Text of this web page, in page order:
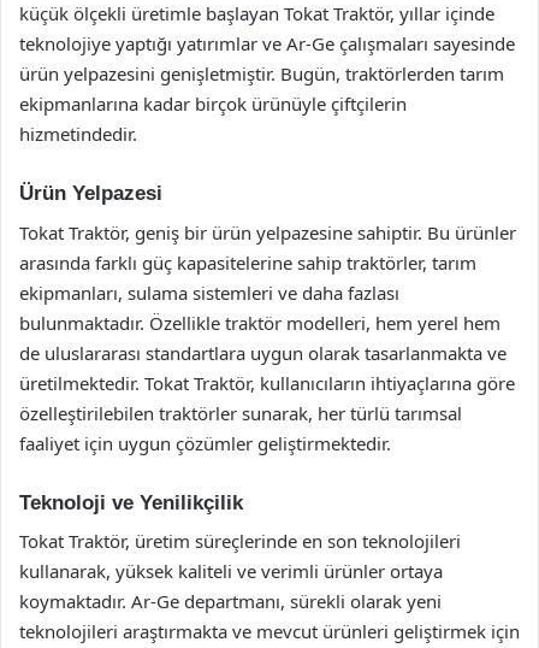
küçük ölçekli üretimle başlayan Tokat Traktör, yıllar içinde
teknolojiye yaptığı yatırımlar ve Ar-Ge çalışmaları sayesinde
ürün yelpazesini genişletmiştir. Bugün, traktörlerden tarım
ekipmanlarına kadar birçok ürünüyle çiftçilerin
hizmetindedir.
Ürün Yelpazesi
Tokat Traktör, geniş bir ürün yelpazesine sahiptir. Bu ürünler
arasında farklı güç kapasitelerine sahip traktörler, tarım
ekipmanları, sulama sistemleri ve daha fazlası
bulunmaktadır. Özellikle traktör modelleri, hem yerel hem
de uluslararası standartlara uygun olarak tasarlanmakta ve
üretilmektedir. Tokat Traktör, kullanıcıların ihtiyaçlarına göre
özelleştirilebilen traktörler sunarak, her türlü tarımsal
faaliyet için uygun çözümler geliştirmektedir.
Teknoloji ve Yenilikçilik
Tokat Traktör, üretim süreçlerinde en son teknolojileri
kullanarak, yüksek kaliteli ve verimli ürünler ortaya
koymaktadır. Ar-Ge departmanı, sürekli olarak yeni
teknolojileri araştırmakta ve mevcut ürünleri geliştirmek için